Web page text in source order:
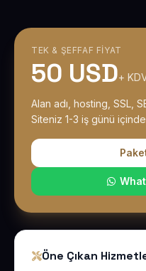
TEK & ŞEFFAF FIYAT
50 USD+
Alan adı, hosting, SSL,
Siteniz 1-3 iş günü
Öne Çıkan